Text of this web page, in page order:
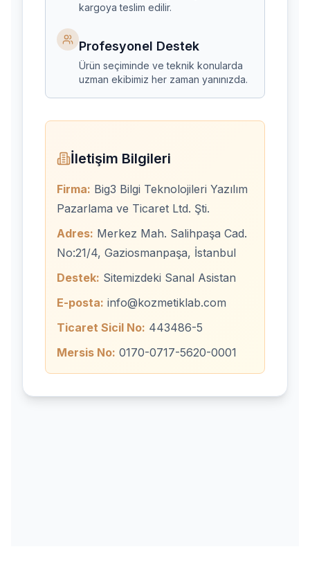
kargoya teslim edilir.
Profesyonel Destek
Ürün seçiminde ve teknik konularda
uzman ekibimiz her zaman yanınızda.
İletişim Bilgileri
Firma: Big3 Bilgi Teknolojileri Yazılım
Pazarlama ve Ticaret Ltd. Şti.
Adres: Merkez Mah. Salihpaşa Cad.
No:21/4, Gaziosmanpaşa, İstanbul
Destek: Sitemizdeki Sanal Asistan
E-posta: info@kozmetiklab.com
Ticaret Sicil No: 443486-5
Mersis No: 0170-0717-5620-0001